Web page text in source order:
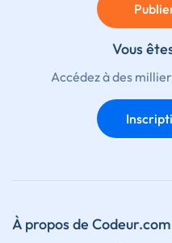
Vous
Accédez à des
À propos de Codeur.com